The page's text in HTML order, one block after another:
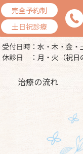
完全予約制
土日祝診療
受付日時：水・木・金
休診日 ：月・火（祝日
治療の流れ